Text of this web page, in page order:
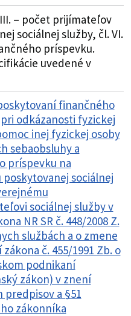
– počet prijímateľov
sociálnej služby, čl. VI.
príspevku.
uvedené v
finančného
odkázanosti fyzickej
inej fyzickej osoby
sebaobsluhy a
príspevku na
poskytovanej sociálnej
sociálnej služby v
NR SR č. 448/2008 Z.
službách a o zmene
č. 455/1991 Zb. o
podnikaní
zákon) v znení
predpisov a §51
zákonníka